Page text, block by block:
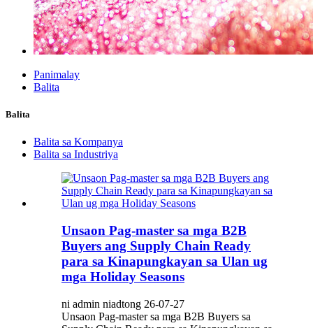
Panimalay
Balita
Balita
Balita sa Kompanya
Balita sa Industriya
Unsaon Pag-master sa mga B2B
Buyers ang Supply Chain Ready
para sa Kinapungkayan sa Ulan ug
mga Holiday Seasons
ni admin niadtong 26-07-27
Unsaon Pag-master sa mga B2B Buyers sa